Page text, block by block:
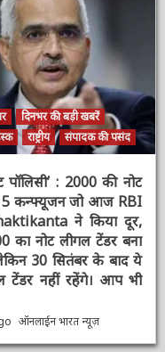
दिनभर की बड़ी खबरें
राष्ट्रीय संपादक की पसंद
: 2000 की नोट
कन्फ्यूजन जो आज RBI
ने किया दूर,
का नोट लीगल टेंडर बना
30 सितंबर के बाद ये
टेंडर नहीं रहेंगे। आप भी
ऑनलाईन भारत न्यूज़